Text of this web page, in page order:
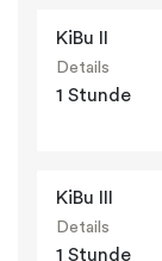
KiBu II
Details
1 Stunde
KiBu III
Details
1 Stunde